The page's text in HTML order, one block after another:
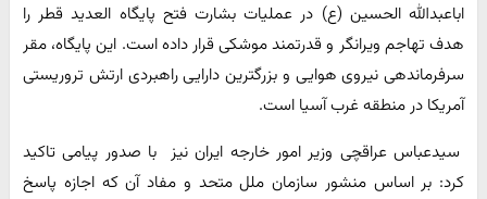
اباعبدالله الحسین (ع) در عملیات بشارت فتح پایگاه‌ العدید قطر را
هدف تهاجم ویرانگر و قدرتمند موشکی قرار داده است. این پایگاه، مقر
سرفرماندهی نیروی هوایی و بزرگترین دارایی راهبردی ارتش تروریستی
آمریکا در منطقه غرب آسیا است.
سیدعباس عراقچی وزیر امور خارجه ایران نیز با صدور پیامی تاکید
کرد: بر اساس منشور سازمان ملل متحد و مفاد آن که اجازه پاسخ